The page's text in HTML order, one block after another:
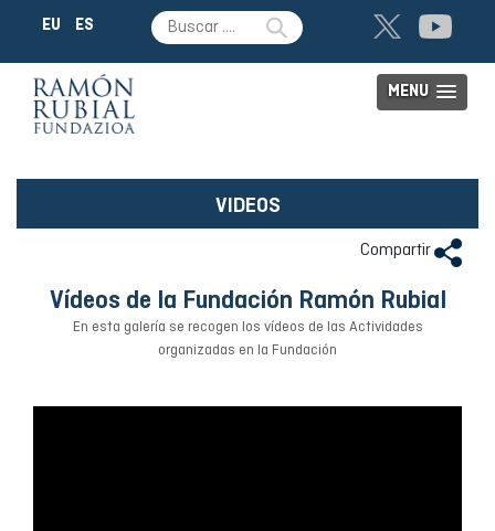
EU ES
MENU
VIDEOS
Compartir
Vídeos de la Fundación Ramón Rubial
En esta galería se recogen los vídeos de las Actividades
organizadas en la Fundación